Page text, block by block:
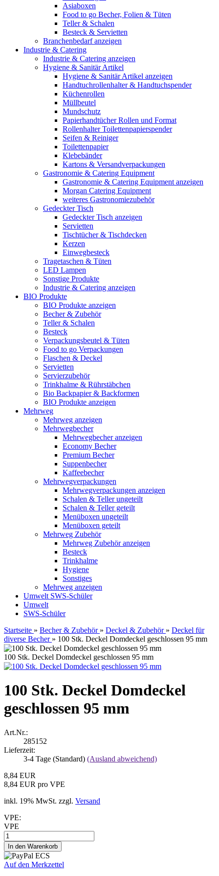
Asiaboxen
Food to go Becher, Folien & Tüten
Teller & Schalen
Besteck & Servietten
Branchenbedarf anzeigen
Industrie & Catering
Industrie & Catering anzeigen
Hygiene & Sanitär Artikel
Hygiene & Sanitär Artikel anzeigen
Handtuchrollenhalter & Handtuchspender
Küchenrollen
Müllbeutel
Mundschutz
Papierhandtücher Rollen und Format
Rollenhalter Toilettenpapierspender
Seifen & Reiniger
Toilettenpapier
Klebebänder
Kartons & Versandverpackungen
Gastronomie & Catering Equipment
Gastronomie & Catering Equipment anzeigen
Morgan Catering Equipment
weiteres Gastronomiezubehör
Gedeckter Tisch
Gedeckter Tisch anzeigen
Servietten
Tischtücher & Tischdecken
Kerzen
Einwegbesteck
Tragetaschen & Tüten
LED Lampen
Sonstige Produkte
Industrie & Catering anzeigen
BIO Produkte
BIO Produkte anzeigen
Becher & Zubehör
Teller & Schalen
Besteck
Verpackungsbeutel & Tüten
Food to go Verpackungen
Flaschen & Deckel
Servietten
Servierzubehör
Trinkhalme & Rührstäbchen
Bio Backpapier & Backformen
BIO Produkte anzeigen
Mehrweg
Mehrweg anzeigen
Mehrwegbecher
Mehrwegbecher anzeigen
Economy Becher
Premium Becher
Suppenbecher
Kaffeebecher
Mehrwegverpackungen
Mehrwegverpackungen anzeigen
Schalen & Teller ungeteilt
Schalen & Teller geteilt
Menüboxen ungeteilt
Menüboxen geteilt
Mehrweg Zubehör
Mehrweg Zubehör anzeigen
Besteck
Trinkhalme
Hygiene
Sonstiges
Mehrweg anzeigen
Umwelt SWS-Schüler
Umwelt
SWS-Schüler
Startseite » Becher & Zubehör » Deckel & Zubehör » Deckel für
diverse Becher » 100 Stk. Deckel Domdeckel geschlossen 95 mm
100 Stk. Deckel Domdeckel geschlossen 95 mm
100 Stk. Deckel Domdeckel
geschlossen 95 mm
Art.Nr.:
285152
Lieferzeit:
3-4 Tage (Standard) (Ausland abweichend)
8,84 EUR
8,84 EUR pro VPE
inkl. 19% MwSt. zzgl. Versand
VPE:
VPE
Auf den Merkzettel